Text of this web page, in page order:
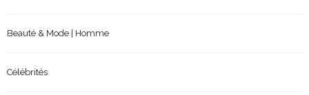
Beauté & Mode | Homme
Célébrités